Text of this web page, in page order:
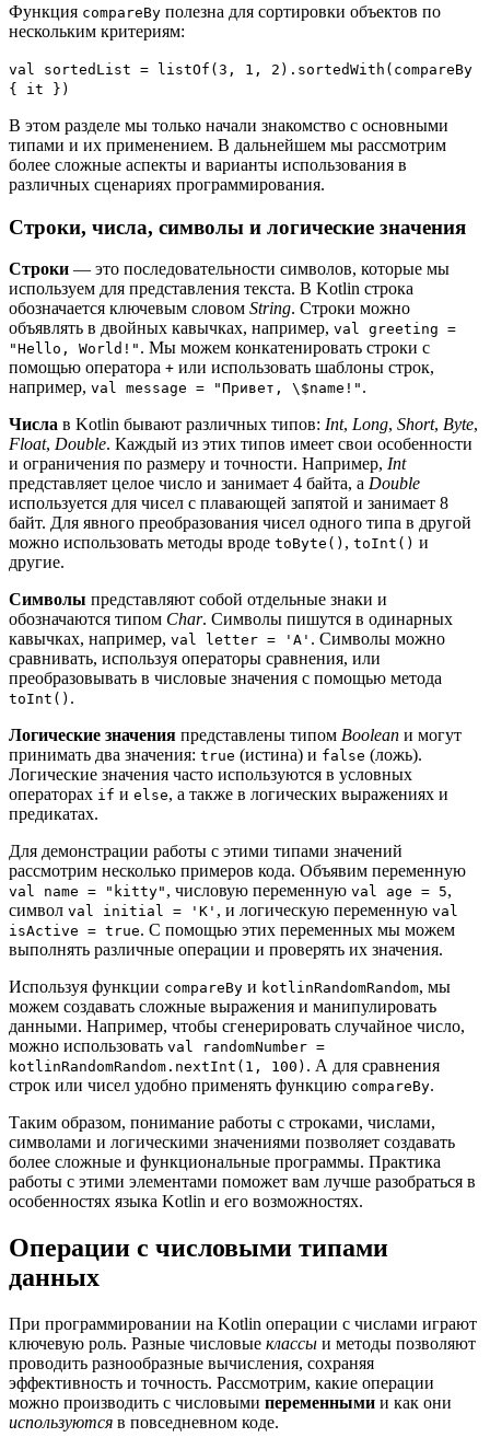
Функция compareBy полезна для сортировки объектов по
нескольким критериям:
val sortedList = listOf(3, 1, 2).sortedWith(compareBy
{ it })
В этом разделе мы только начали знакомство с основными
типами и их применением. В дальнейшем мы рассмотрим
более сложные аспекты и варианты использования в
различных сценариях программирования.
Строки, числа, символы и логические значения
Строки — это последовательности символов, которые мы
используем для представления текста. В Kotlin строка
обозначается ключевым словом String. Строки можно
объявлять в двойных кавычках, например, val greeting =
"Hello, World!" . Мы можем конкатенировать строки с
помощью оператора + или использовать шаблоны строк,
например, val message = "Привет, \$name!" .
Числа в Kotlin бывают различных типов: Int, Long, Short, Byte,
Float, Double. Каждый из этих типов имеет свои особенности
и ограничения по размеру и точности. Например, Int
представляет целое число и занимает 4 байта, а Double
используется для чисел с плавающей запятой и занимает 8
байт. Для явного преобразования чисел одного типа в другой
можно использовать методы вроде toByte() , toInt() и
другие.
Символы представляют собой отдельные знаки и
обозначаются типом Char. Символы пишутся в одинарных
кавычках, например, val letter = 'A' . Символы можно
сравнивать, используя операторы сравнения, или
преобразовывать в числовые значения с помощью метода
toInt() .
Логические значения представлены типом Boolean и могут
принимать два значения: true (истина) и false (ложь).
Логические значения часто используются в условных
операторах if и else, а также в логических выражениях и
предикатах.
Для демонстрации работы с этими типами значений
рассмотрим несколько примеров кода. Объявим переменную
val name = "kitty" , числовую переменную val age = 5,
символ val initial = 'K' , и логическую переменную val
isActive = true. С помощью этих переменных мы можем
выполнять различные операции и проверять их значения.
Используя функции compareBy и kotlinRandomRandom, мы
можем создавать сложные выражения и манипулировать
данными. Например, чтобы сгенерировать случайное число,
можно использовать val randomNumber =
kotlinRandomRandom.nextInt(1, 100) . А для сравнения
строк или чисел удобно применять функцию compareBy.
Таким образом, понимание работы с строками, числами,
символами и логическими значениями позволяет создавать
более сложные и функциональные программы. Практика
работы с этими элементами поможет вам лучше разобраться в
особенностях языка Kotlin и его возможностях.
Операции с числовыми типами
данных
При программировании на Kotlin операции с числами играют
ключевую роль. Разные числовые классы и методы позволяют
проводить разнообразные вычисления, сохраняя
эффективность и точность. Рассмотрим, какие операции
можно производить с числовыми переменными и как они
используются в повседневном коде.